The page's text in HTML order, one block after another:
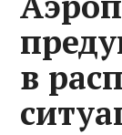
в